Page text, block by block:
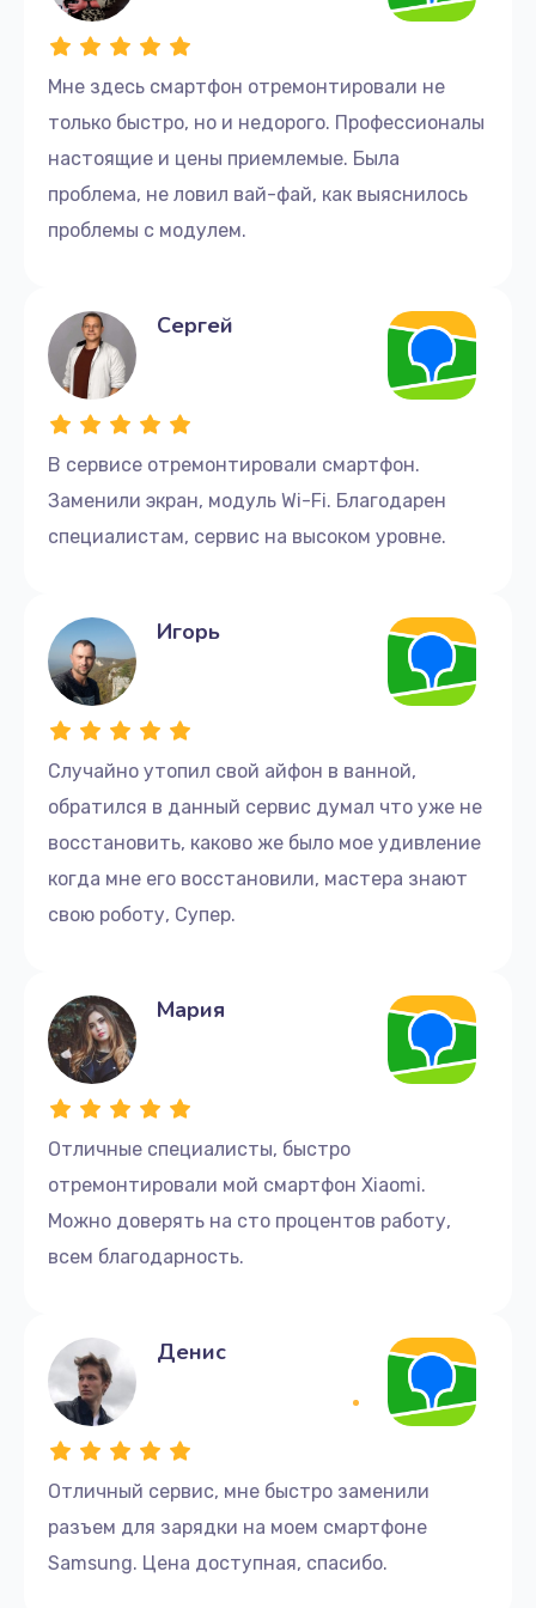
услуги по ремонту в Москве
Если ваш смартфон Realme нуждается в ремонте,
не теряйте время и свяжитесь с нами уже сегодня.
помочь вам быстро и эффективно решить проблему:
Телефон: +7 (499) 229-21-87
Наши специалисты проконсультируют и
предложат наилучшие решения. Мы стремимся
обеспечить высокий уровень обслуживания и
удовлетворение потребностей наших клиентов.
Мне здесь смартфон отремонтировали не
только быстро, но и недорого. Профессионалы
настоящие и цены приемлемые. Была
проблема, не ловил вай-фай, как выяснилось
проблемы с модулем.
В сервисе отремонтировали смартфон.
Заменили экран, модуль Wi-Fi. Благодарен
специалистам, сервис на высоком уровне.
Сергей
Случайно утопил свой айфон в ванной,
обратился в данный сервис думал что уже не
восстановить, каково же было мое удивление
когда мне его восстановили, мастера знают
свою роботу, Супер.
Игорь
Отличные cпециалисты, быстро
отремонтировали мой смартфон Xiaomi.
Можно доверять на сто процентов работу,
всем благодарность.
Мария
Отличный сервис, мне быстро заменили
разъем для зарядки на моем смартфоне
Samsung. Цена доступная, спасибо.
Денис